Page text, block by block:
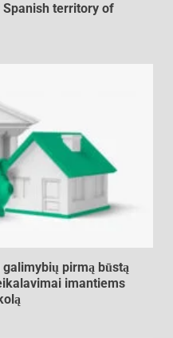
territory of
pirmą būstą
imantiems